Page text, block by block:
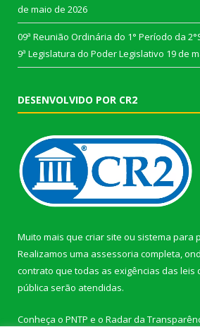
de maio de 2026
09ª Reunião Ordinária do 1° Período da
9ª Legislatura do Poder Legislativo 19 de
DESENVOLVIDO POR CR2
Muito mais que criar site ou sistema para
Realizamos uma assessoria completa,
contrato que todas as exigências das leis
pública serão atendidas.
Conheça o PNTP e o Radar da